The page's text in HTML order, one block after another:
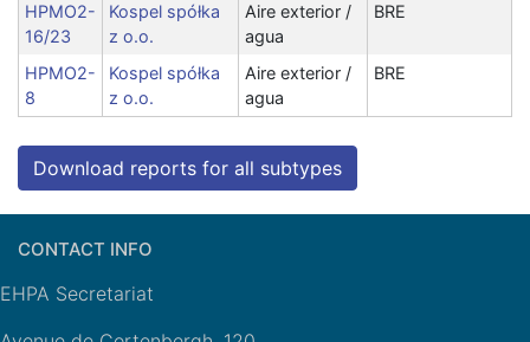
HPMO2-
16/23
Kospel spółka
z o.o.
Aire exterior /
agua
BRE
HPMO2-
8
Kospel spółka
z o.o.
Aire exterior /
agua
BRE
Download reports for all subtypes
CONTACT INFO
EHPA Secretariat